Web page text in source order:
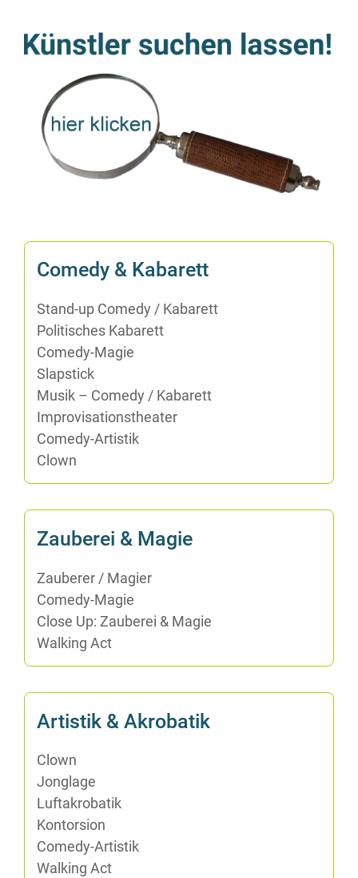
Co­me­dy & Kabarett
Stand-up Co­me­dy /​ Ka­ba­rett
Po­li­ti­sches Kabarett
Co­me­dy-Ma­gie
Slap­stick
Mu­sik – Co­me­dy /​ Ka­ba­rett
Im­pro­vi­sa­ti­ons­thea­ter
Co­me­dy-Ar­tis­tik
Clown
Zau­be­rei & Magie
Zau­be­rer /​ Ma­gi­er
Co­me­dy-Ma­gie
Clo­se Up: Zau­be­rei & Magie
Wal­king Act
Ar­tis­tik & Akrobatik
Clown
Jon­gla­ge
Luft­akro­ba­tik
Kon­tor­si­on
Co­me­dy-Ar­tis­tik
Wal­king Act